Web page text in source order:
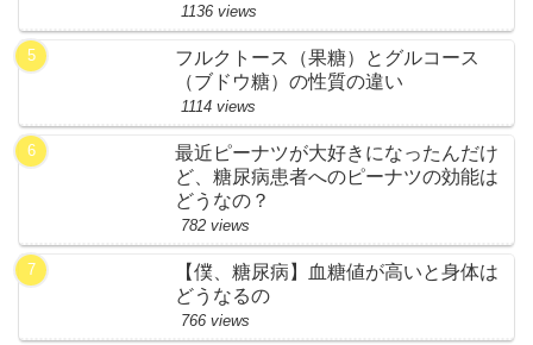
1136 views
フルクトース（果糖）とグルコース
（ブドウ糖）の性質の違い
1114 views
最近ピーナツが大好きになったんだけ
ど、糖尿病患者へのピーナツの効能は
どうなの？
782 views
【僕、糖尿病】血糖値が高いと身体は
どうなるの
766 views